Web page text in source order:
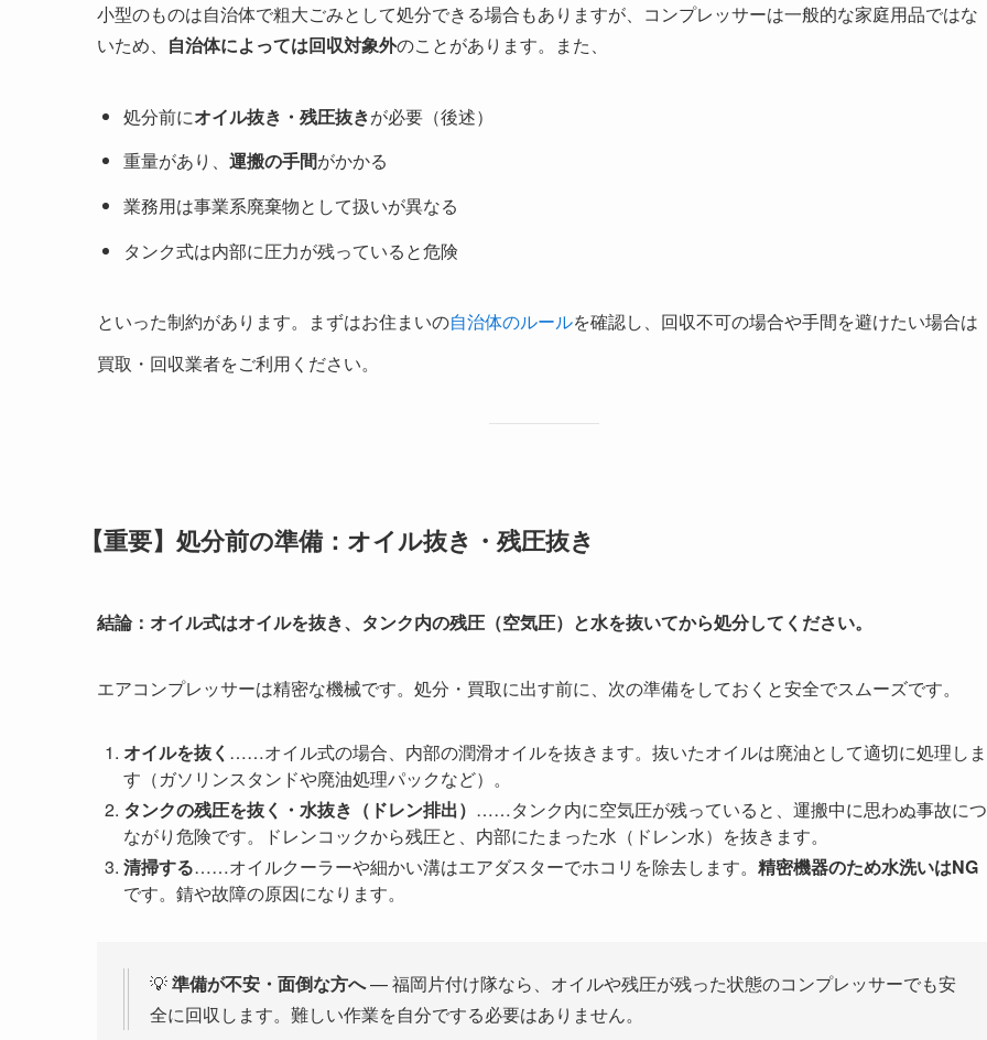
小型のものは自治体で粗大ごみとして処分できる場合もありますが、コンプレッサーは一般的な家庭用品ではな
いため、 自治体によっては回収対象外のことがあります。また、
処分前にオイル抜き・残圧抜きが必要（後述）
重量があり、 運搬の手間がかかる
業務用は事業系廃棄物として扱いが異なる
タンク式は内部に圧力が残っていると危険
といった制約があります。まずはお住まいの自治体のルールを確認し、回収不可の場合や手間を避けたい場合は
買取・回収業者をご利用ください。
【重要】処分前の準備：オイル抜き・残圧抜き
結論：オイル式はオイルを抜き、タンク内の残圧（空気圧）と水を抜いてから処分してください。
エアコンプレッサーは精密な機械です。処分・買取に出す前に、次の準備をしておくと安全でスムーズです。
オイルを抜く ……オイル式の場合、内部の潤滑オイルを抜きます。抜いたオイルは廃油として適切に処理しま
す（ガソリンスタンドや廃油処理パックなど）。
タンクの残圧を抜く・水抜き（ドレン排出） ……タンク内に空気圧が残っていると、運搬中に思わぬ事故につ
ながり危険です。ドレンコックから残圧と、内部にたまった水（ドレン水）を抜きます。
清掃する……オイルクーラーや細かい溝はエアダスターでホコリを除去します。 精密機器のため水洗いはNG
です。錆や故障の原因になります。
💡準備が不安・面倒な方へ— 福岡片付け隊なら、オイルや残圧が残った状態のコンプレッサーでも安
全に回収します。難しい作業を自分でする必要はありません。